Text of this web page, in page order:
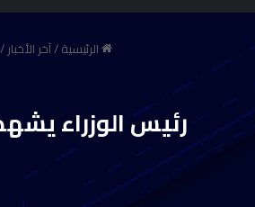
الرئيسية/آخر الأخبار/
رئيس الوزراء